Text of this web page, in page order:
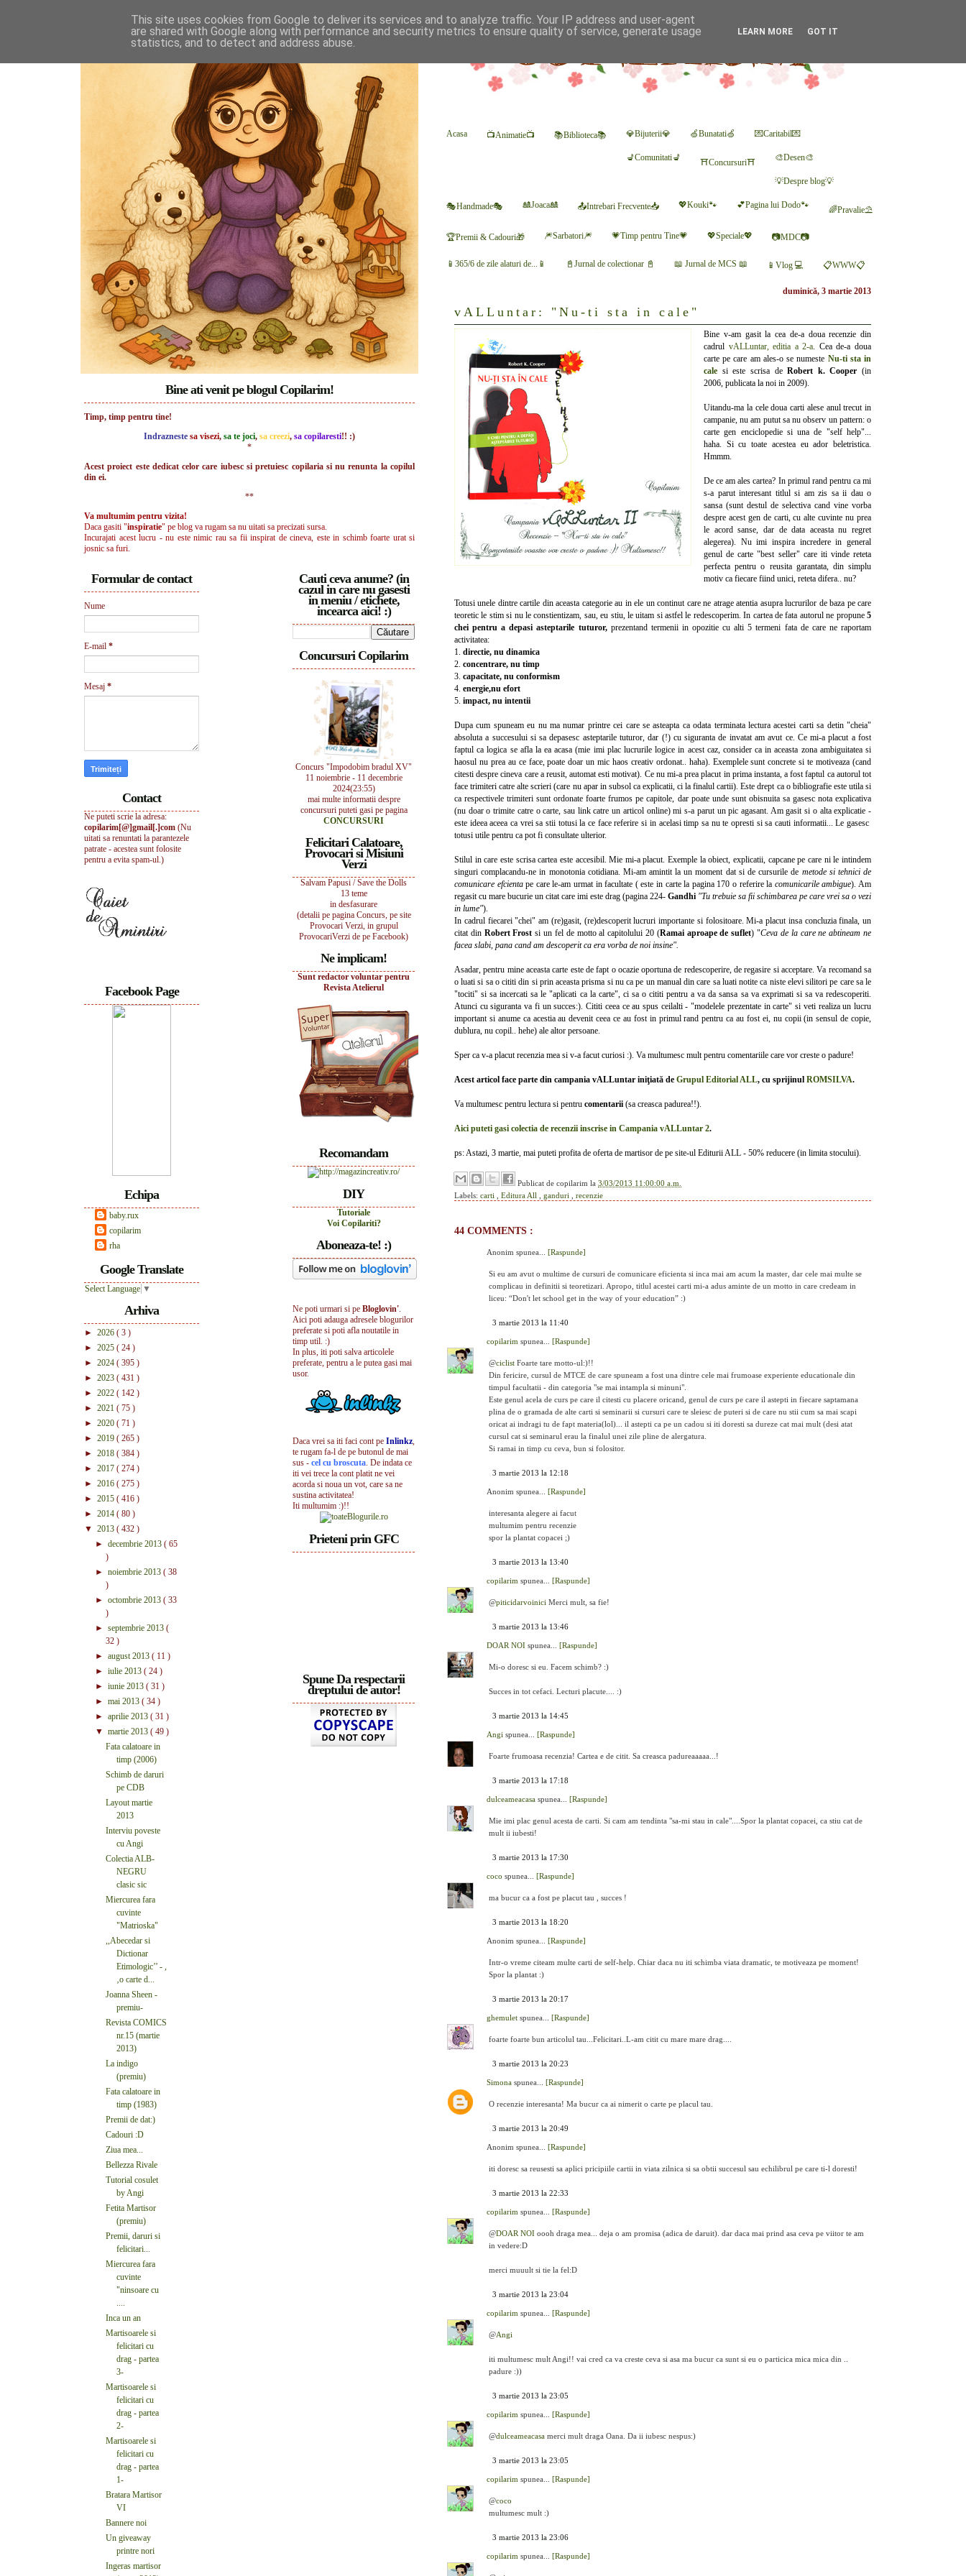
Acasa 📺Animatie📺 📚Biblioteca📚 💎Bijuterii💎 🍏Bunatati🍏 💌Caritabil💌
💺Comunitati💺 ⛩Concursuri⛩ 🎨Desen🎨
💡Despre blog💡
🎭Handmade🎭 🎎Joaca🎎 📤Intrebari Frecvente📥 💖Kouki🐾 💕Pagina lui Dodo🐾 🌈Pravalie⛱
🏆Premii & Cadouri🎁 🎆Sarbatori🎆 💗Timp pentru Tine💗 💖Speciale💖 📷MDC📷
📱365/6 de zile alaturi de...📱 📓Jurnal de colectionar 📓 📖 Jurnal de MCS 📖 📱Vlog 💻 📋WWW📋
duminică, 3 martie 2013
vALLuntar: "Nu-ti sta in cale"
Bine v-am gasit la cea de-a doua recenzie din
cadrul vALLuntar, editia a 2-a. Cea de-a doua
carte pe care am ales-o se numeste Nu-ti sta in
cale si este scrisa deRobert k. Cooper (in
2006, publicata la noi in 2009).
Uitandu-ma la cele doua carti alese anul trecut in
campanie, nu am putut sa nu observ un pattern: o
carte gen enciclopedie si una de "self help"...
haha. Si cu toate acestea eu ador beletristica.
Hmmm.
De ce am ales cartea? In primul rand pentru ca mi
s-a parut interesant titlul si am zis sa ii dau o
sansa (sunt destul de selectiva cand vine vorba
despre acest gen de carti, cu alte cuvinte nu prea
le acord sanse, dar de data aceasta nu regret
alegerea). Nu imi inspira incredere in general
genul de carte "best seller" care iti vinde reteta
perfecta pentru o reusita garantata, din simplu
motiv ca fiecare fiind unici, reteta difera.. nu?
Totusi unele dintre cartile din aceasta categorie au in ele un continut care ne atrage atentia asupra lucrurilor de baza pe care
teoretic le stim si nu le constientizam, sau, eu stiu, le uitam si astfel le redescoperim. In cartea de fata autorul ne propune 5
chei pentru a depasi asteptarile tuturor, prezentand termenii in opozitie cu alti 5 termeni fata de care ne raportam
activitatea:
1. directie, nu dinamica
2. concentrare, nu timp
3. capacitate, nu conformism
4. energie,nu efort
5. impact, nu intentii
Dupa cum spuneam eu nu ma numar printre cei care se asteapta ca odata terminata lectura acestei carti sa detin "cheia"
absoluta a succesului si sa depasesc asteptarile tuturor, dar (!) cu siguranta de invatat am avut ce. Ce mi-a placut a fost
faptul ca logica se afla la ea acasa (mie imi plac lucrurile logice in acest caz, consider ca in aceasta zona ambiguitatea si
haosul nu prea au ce face, poate doar un mic haos creativ ordonat.. haha). Exemplele sunt concrete si te motiveaza (cand
citesti despre cineva care a reusit, automat esti motivat). Ce nu mi-a prea placut in prima instanta, a fost faptul ca autorul tot
face trimiteri catre alte scrieri (care nu apar in subsol ca explicatii, ci la finalul cartii). Este drept ca o bibliografie este utila si
ca respectivele trimiteri sunt ordonate foarte frumos pe capitole, dar poate unde sunt obisnuita sa gasesc nota explicativa
(nu doar o trimite catre o carte, sau link catre un articol online) mi s-a parut un pic agasant. Am gasit si o alta explicatie -
este ideea aceea ca vrei sa stii totusi la ce face referire si in acelasi timp sa nu te opresti si sa cauti informatii... Le gasesc
totusi utile pentru ca pot fi consultate ulterior.
Stilul in care este scrisa cartea este accesibil. Mie mi-a placut. Exemple la obiect, explicatii, capcane pe care ni le intindem
singuri complacandu-ne in monotonia cotidiana. Mi-am amintit la un moment dat si de cursurile de metode si tehnici de
comunicare efcienta pe care le-am urmat in facultate ( este in carte la pagina 170 o referire la comunicarile ambigue). Am
regasit cu mare bucurie un citat care imi este drag (pagina 224- Gandhi "Tu trebuie sa fii schimbarea pe care vrei sa o vezi
in lume").
In cadrul fiecarei "chei" am (re)gasit, (re)descoperit lucruri importante si folositoare. Mi-a placut insa concluzia finala, un
citat din Robert Frost si un fel de motto al capitolului 20 (Ramai aproape de suflet) "Ceva de la care ne abtineam ne
facea slabi, pana cand am descoperit ca era vorba de noi insine".
Asadar, pentru mine aceasta carte este de fapt o ocazie oportuna de redescoperire, de regasire si acceptare. Va recomand sa
o luati si sa o cititi din si prin aceasta prisma si nu ca pe un manual din care sa luati notite ca niste elevi silitori pe care sa le
"tociti" si sa incercati sa le "aplicati ca la carte", ci sa o cititi pentru a va da sansa sa va exprimati si sa va redescoperiti.
Atunci cu siguranta va fi un succes:). Cititi ceea ce au spus ceilalti - "modelele prezentate in carte" si veti realiza un lucru
important si anume ca acestia au devenit ceea ce au fost in primul rand pentru ca au fost ei, nu copii (in sensul de copie,
dublura, nu copil.. hehe) ale altor persoane.
Sper ca v-a placut recenzia mea si v-a facut curiosi :). Va multumesc mult pentru comentariile care vor creste o padure!
Acest articol face parte din campania vALLuntar iniţiată de Grupul Editorial ALL, cu sprijinul ROMSILVA.
Va multumesc pentru lectura si pentru comentarii (sa creasca padurea!!).
Aici puteti gasi colectia de recenzii inscrise in Campania vALLuntar 2.
ps: Astazi, 3 martie, mai puteti profita de oferta de martisor de pe site-ul Editurii ALL - 50% reducere (in limita stocului).
Publicat de copilarim la 3/03/2013 11:00:00 a.m.
Labels: carti Editura All ganduri recenzie
44 COMMENTS :
Anonim spunea... [Raspunde]
Si eu am avut o multime de cursuri de comunicare eficienta si inca mai am acum la master, dar cele mai multe se
complicau in definitii si teoretizari. Apropo, titlul acestei carti mi-a adus aminte de un motto in care credeam in
liceu: “Don't let school get in the way of your education” :)
3 martie 2013 la 11:40
copilarim spunea... [Raspunde]
@ciclist Foarte tare motto-ul:)!!
Din fericire, cursul de MTCE de care spuneam a fost una dintre cele mai frumoase experiente educationale din
timpul facultatii - din categoria "se mai intampla si minuni".
Este genul acela de curs pe care il citesti cu placere oricand, genul de curs pe care il astepti in fiecare saptamana
plina de o gramada de alte carti si seminarii si cursuri care te sleiesc de puteri si de care nu stii cum sa mai scapi
oricat ai indragi tu de fapt materia(lol)... il astepti ca pe un cadou si iti doresti sa dureze cat mai mult (desi atat
cursul cat si seminarul erau la finalul unei zile pline de alergatura.
Si ramai in timp cu ceva, bun si folositor.
3 martie 2013 la 12:18
Anonim spunea... [Raspunde]
interesanta alegere ai facut
multumim pentru recenzie
spor la plantat copacei ;)
3 martie 2013 la 13:40
copilarim spunea... [Raspunde]
@piticidarvoinici Merci mult, sa fie!
3 martie 2013 la 13:46
DOAR NOI spunea... [Raspunde]
Mi-o doresc si eu. Facem schimb? :)
Succes in tot cefaci. Lecturi placute.... :)
3 martie 2013 la 14:45
Angi spunea... [Raspunde]
Foarte frumoasa recenzia! Cartea e de citit. Sa creasca padureaaaaa...!
3 martie 2013 la 17:18
dulceameacasa spunea... [Raspunde]
Mie imi plac genul acesta de carti. Si cam am tendinta "sa-mi stau in cale"....Spor la plantat copacei, ca stiu cat de
mult ii iubesti!
3 martie 2013 la 17:30
coco spunea... [Raspunde]
ma bucur ca a fost pe placut tau , succes !
3 martie 2013 la 18:20
Anonim spunea... [Raspunde]
Intr-o vreme citeam multe carti de self-help. Chiar daca nu iti schimba viata dramatic, te motiveaza pe moment!
Spor la plantat :)
3 martie 2013 la 20:17
ghemulet spunea... [Raspunde]
foarte foarte bun articolul tau...Felicitari..L-am citit cu mare mare drag....
3 martie 2013 la 20:23
Simona spunea... [Raspunde]
O recenzie interesanta! Ma bucur ca ai nimerit o carte pe placul tau.
3 martie 2013 la 20:49
Anonim spunea... [Raspunde]
iti doresc sa reusesti sa aplici pricipiile cartii in viata zilnica si sa obtii succesul sau echilibrul pe care ti-l doresti!
3 martie 2013 la 22:33
copilarim spunea... [Raspunde]
@DOAR NOI oooh draga mea... deja o am promisa (adica de daruit). dar daca mai prind asa ceva pe viitor te am
in vedere:D
merci muuult si tie la fel:D
3 martie 2013 la 23:04
copilarim spunea... [Raspunde]
@Angi
iti multumesc mult Angi!! vai cred ca va creste ceva si asa ma bucur ca sunt si eu o particica mica mica din ..
padure :))
3 martie 2013 la 23:05
copilarim spunea... [Raspunde]
@dulceameacasa merci mult draga Oana. Da ii iubesc nespus:)
3 martie 2013 la 23:05
copilarim spunea... [Raspunde]
@coco
multumesc mult :)
3 martie 2013 la 23:06
copilarim spunea... [Raspunde]
Bine ati venit pe blogul Copilarim!
Timp, timp pentru tine!
Indrazneste sa visezi, sa te joci, sa creezi, sa copilaresti!! :)
*
Acest proiect este dedicat celor care iubesc si pretuiesc copilaria si nu renunta la copilul
din ei.
**
Va multumim pentru vizita!
Daca gasiti "inspiratie" pe blog va rugam sa nu uitati sa precizati sursa.
Incurajati acest lucru - nu este nimic rau sa fii inspirat de cineva, este in schimb foarte urat si
josnic sa furi.
Cauti ceva anume? (in
cazul in care nu gasesti
in meniu / etichete,
incearca aici! :)
Concursuri Copilarim
Concurs "Impodobim bradul XV"
11 noiembrie - 11 decembrie
2024(23:55)
mai multe informatii despre
concursuri puteti gasi pe pagina
CONCURSURI
Felicitari Calatoare,
Provocari si Misiuni
Verzi
Salvam Papusi / Save the Dolls
13 teme
in desfasurare
(detalii pe pagina Concurs, pe site
Provocari Verzi, in grupul
ProvocariVerzi de pe Facebook)
Ne implicam!
Sunt redactor voluntar pentru
Revista Atelierul
Recomandam
DIY
Tutoriale
Voi Copilariti?
Aboneaza-te! :)
Ne poti urmari si pe Bloglovin'.
Aici poti adauga adresele blogurilor
preferate si poti afla noutatile in
timp util. :)
In plus, iti poti salva articolele
preferate, pentru a le putea gasi mai
usor.
Daca vrei sa iti faci cont pe Inlinkz,
te rugam fa-l de pe butonul de mai
sus - cel cu broscuta. De indata ce
iti vei trece la cont platit ne vei
acorda si noua un vot, care sa ne
sustina activitatea!
Iti multumim :)!!
Prieteni prin GFC
Spune Da respectarii
dreptului de autor!
Formular de contact
Nume
E-mail *
Mesaj *
Contact
Ne puteti scrie la adresa:
copilarim[@]gmail[.]com (Nu
uitati sa renuntati la parantezele
patrate - acestea sunt folosite
pentru a evita spam-ul.)
Facebook Page
Echipa
baby.rux
copilarim
rha
Google Translate
Select Language ▼
Arhiva
► 2026 ( 3 )
► 2025 ( 24 )
► 2024 ( 395 )
► 2023 ( 431 )
► 2022 ( 142 )
► 2021 ( 75 )
► 2020 ( 71 )
► 2019 ( 265 )
► 2018 ( 384 )
► 2017 ( 274 )
► 2016 ( 275 )
► 2015 ( 416 )
► 2014 ( 80 )
▼ 2013 ( 432 )
► decembrie 2013 ( 65
)
► noiembrie 2013 ( 38
)
► octombrie 2013 ( 33
)
► septembrie 2013 (
32 )
► august 2013 ( 11 )
► iulie 2013 ( 24 )
► iunie 2013 ( 31 )
► mai 2013 ( 34 )
► aprilie 2013 ( 31 )
▼ martie 2013 ( 49 )
Fata calatoare in
timp (2006)
Schimb de daruri
pe CDB
Layout martie
2013
Interviu poveste
cu Angi
Colectia ALB-
NEGRU
clasic sic
Miercurea fara
cuvinte
"Matrioska"
,,Abecedar si
Dictionar
Etimologic’’ - ,
‚o carte d...
Joanna Sheen -
premiu-
Revista COMICS
nr.15 (martie
2013)
La indigo
(premiu)
Fata calatoare in
timp (1983)
Premii de dat:)
Cadouri :D
Ziua mea...
Bellezza Rivale
Tutorial cosulet
by Angi
Fetita Martisor
(premiu)
Premii, daruri si
felicitari...
Miercurea fara
cuvinte
"ninsoare cu
Inca un an
Martisoarele si
felicitari cu
drag - partea
3-
Martisoarele si
felicitari cu
drag - partea
2-
Martisoarele si
felicitari cu
drag - partea
1-
Bratara Martisor
VI
Bannere noi
Un giveaway
printre nori
Ingeras martisor
This site uses cookies from Google to deliver its services and to analyze traffic. Your IP address and user-agent
are shared with Google along with performance and security metrics to ensure quality of service, generate usage
statistics, and to detect and address abuse.
LEARN MORE GOT IT